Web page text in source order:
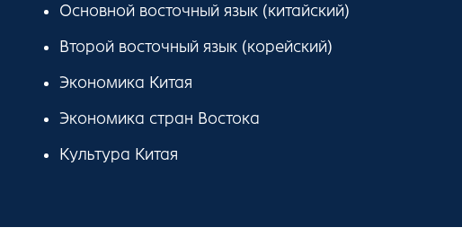
Основной восточный язык (китайский)
Второй восточный язык (корейский)
Экономика Китая
Экономика стран Востока
Культура Китая